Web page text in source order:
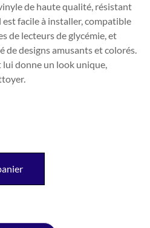
de haute qualité, résistant
est facile à installer, compatible
de lecteurs de glycémie, et
de designs amusants et colorés.
donne un look unique,